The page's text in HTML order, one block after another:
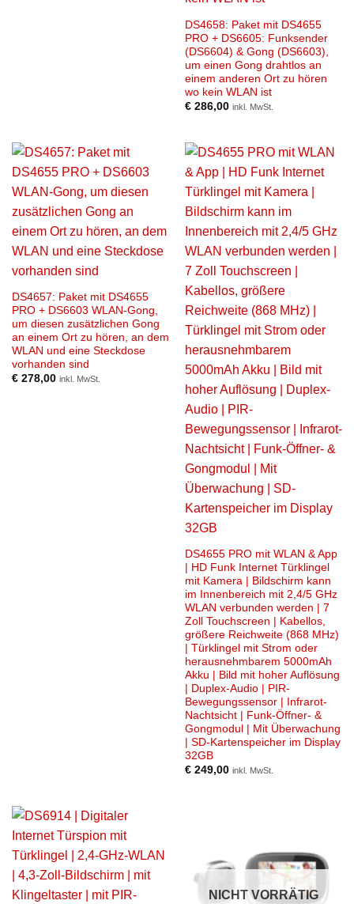
DS4658: Paket mit DS4655
PRO + DS6605: Funksender
(DS6604) & Gong (DS6603),
um einen Gong drahtlos an
einem anderen Ort zu hören
wo kein WLAN ist
€286,00 inkl. MwSt.
DS4657: Paket mit DS4655
PRO + DS6603 WLAN-Gong,
um diesen zusätzlichen Gong
an einem Ort zu hören, an dem
WLAN und eine Steckdose
vorhanden sind
€278,00 inkl. MwSt.
DS4655 PRO mit WLAN & App
| HD Funk Internet Türklingel
mit Kamera | Bildschirm kann
im Innenbereich mit 2,4/5 GHz
WLAN verbunden werden | 7
Zoll Touchscreen | Kabellos,
größere Reichweite (868 MHz)
| Türklingel mit Strom oder
herausnehmbarem 5000mAh
Akku | Bild mit hoher Auflösung
| Duplex-Audio | PIR-
Bewegungssensor | Infrarot-
Nachtsicht | Funk-Öffner- &
Gongmodul | Mit Überwachung
| SD-Kartenspeicher im Display
32GB
€249,00 inkl. MwSt.
NICHT VORRÄTIG